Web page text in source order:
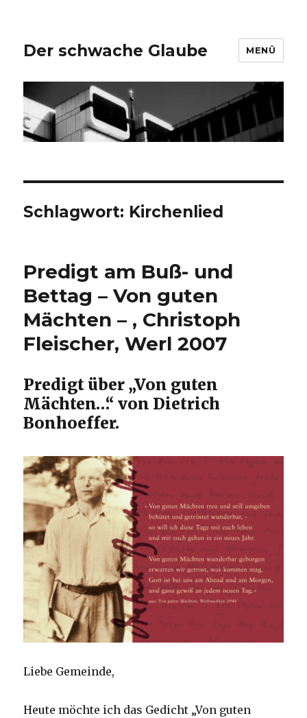
Der schwache Glaube MENÜ
Schlagwort: Kirchenlied
Predigt am Buß- und
Bettag – Von guten
Mächten – , Christoph
Fleischer, Werl 2007
Predigt über „Von guten
Mächten…“ von Dietrich
Bonhoeffer.
Liebe Gemeinde,
Heute möchte ich das Gedicht „Von guten